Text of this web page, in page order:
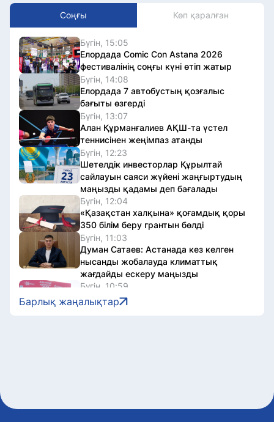
Соңғы Көп қаралған
Бүгін, 15:05
Елордада Comic Con Astana 2026
фестивалінің соңғы күні өтіп жатыр
Бүгін, 14:08
Елордада 7 автобустың қозғалыс
бағыты өзгерді
Бүгін, 13:07
Алан Құрманғалиев АҚШ-та үстел
теннисінен жеңімпаз атанды
Бүгін, 12:23
Шетелдік инвесторлар Құрылтай
сайлауын саяси жүйені жаңғыртудың
маңызды қадамы деп бағалады
Бүгін, 12:04
«Қазақстан халқына» қоғамдық қоры
350 білім беру грантын бөлді
Бүгін, 11:03
Думан Сатаев: Астанада кез келген
нысанды жобалауда климаттық
жағдайды ескеру маңызды
Бүгін, 10:59
Астанада Jüregımnıñ Jenımpazy
жүгірісіне 7 мың адам қатысты
Бүгін, 09:05
Барлық жаңалықтар